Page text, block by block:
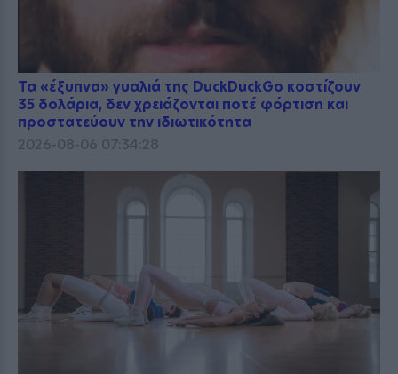
Τα «έξυπνα» γυαλιά της DuckDuckGo κοστίζουν
35 δολάρια, δεν χρειάζονται ποτέ φόρτιση και
προστατεύουν την ιδιωτικότητα
2026-08-06 07:34:28